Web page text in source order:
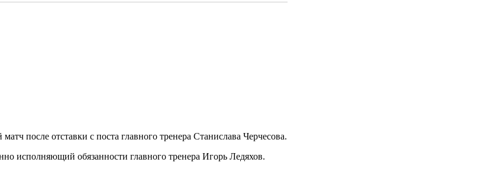
после отставки с поста главного тренера Станислава Черчесова.
исполняющий обязанности главного тренера Игорь Ледяхов.